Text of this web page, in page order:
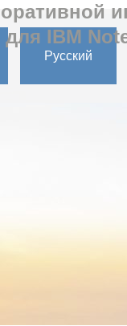
IBM
Русский